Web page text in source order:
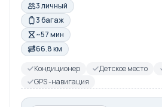
3 личный
3 багаж
~57 мин
66.8 км
Кондиционер
Детское место
GPS -навигация